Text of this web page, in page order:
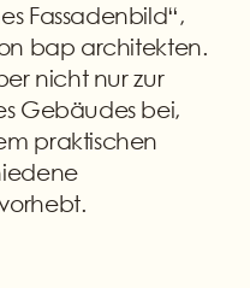
Fassadenbild“,
bap architekten.
nicht nur zur
Gebäudes bei,
praktischen